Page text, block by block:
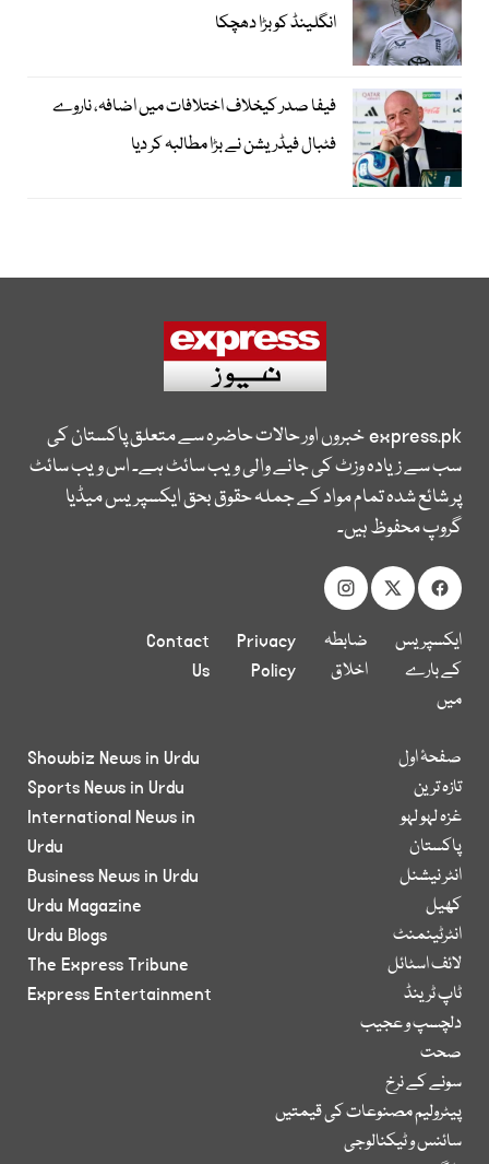
انگلینڈ کو بڑا دھچکا
فیفا صدر کیخلاف اختلافات میں اضافہ، ناروے
فٹبال فیڈریشن نے بڑا مطالبہ کر دیا
express.pkخبروں اور حالات حاضرہ سے متعلق پاکستان کی
سب سے زیادہ وزٹ کی جانے والی ویب سائٹ ہے۔ اس ویب سائٹ
پر شائع شدہ تمام مواد کے جملہ حقوق بحق ایکسپریس میڈیا
گروپ محفوظ ہیں۔
ایکسپریس
کے بارے
میں
ضابطہ
اخلاق
Privacy
Policy
Contact
Us
صفحۂ اول
تازہ ترین
غزہ لہو لہو
پاکستان
انٹر نیشنل
کھیل
انٹرٹینمنٹ
لائف اسٹائل
ٹاپ ٹرینڈ
دلچسپ و عجیب
صحت
سونے کے نرخ
پیٹرولیم مصنوعات کی قیمتیں
سائنس و ٹیکنالوجی
Showbiz News in Urdu
Sports News in Urdu
International News in
Urdu
Business News in Urdu
Urdu Magazine
Urdu Blogs
The Express Tribune
Express Entertainment